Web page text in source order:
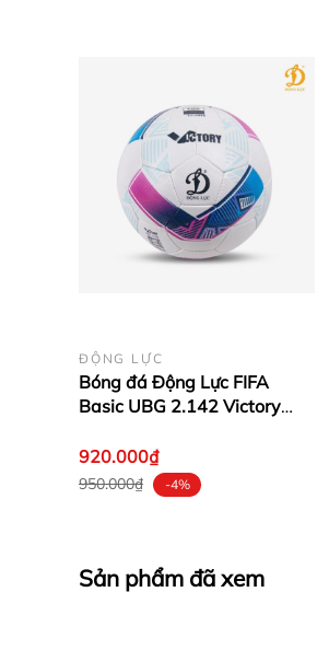
ĐỘNG LỰC
Bóng đá Động Lực FIFA
Basic UBG 2.142 Victory
920.000₫
950.000₫ -4%
Sản phẩm đã xem